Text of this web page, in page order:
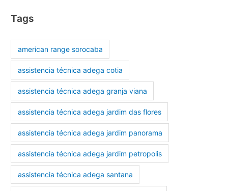
Tags
american range sorocaba
assistencia técnica adega cotia
assistencia técnica adega granja viana
assistencia técnica adega jardim das flores
assistencia técnica adega jardim panorama
assistencia técnica adega jardim petropolis
assistencia técnica adega santana